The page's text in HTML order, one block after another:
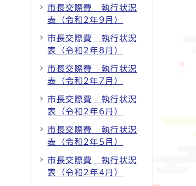
市長交際費 執行状況
表（令和2年9月）
市長交際費 執行状況
表（令和2年8月）
市長交際費 執行状況
表（令和2年7月）
市長交際費 執行状況
表（令和2年6月）
市長交際費 執行状況
表（令和2年5月）
市長交際費 執行状況
表（令和2年4月）